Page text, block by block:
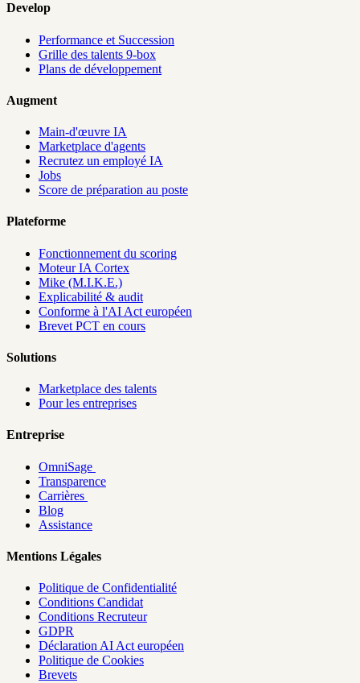
Develop
Performance et Succession
Grille des talents 9-box
Plans de développement
Augment
Main-d'œuvre IA
Marketplace d'agents
Recrutez un employé IA
Jobs
Score de préparation au poste
Plateforme
Fonctionnement du scoring
Moteur IA Cortex
Mike (M.I.K.E.)
Explicabilité & audit
Conforme à l'AI Act européen
Brevet PCT en cours
Solutions
Marketplace des talents
Pour les entreprises
Entreprise
OmniSage
Transparence
Carrières
Blog
Assistance
Mentions Légales
Politique de Confidentialité
Conditions Candidat
Conditions Recruteur
GDPR
Déclaration AI Act européen
Politique de Cookies
Brevets